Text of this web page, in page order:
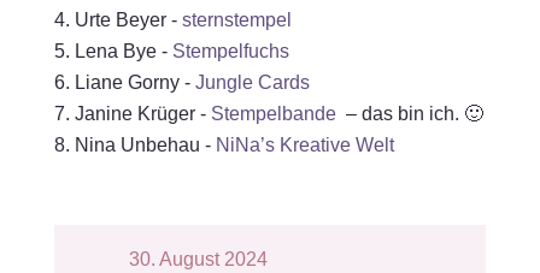
Urte Beyer - sternstempel
Lena Bye - Stempelfuchs
Liane Gorny - Jungle Cards
Janine Krüger - Stempelbande – das bin ich. 🙂
Nina Unbehau - NiNa’s Kreative Welt
30. August 2024